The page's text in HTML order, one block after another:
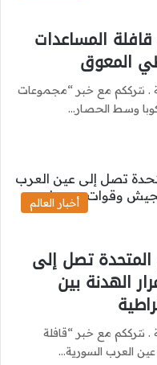
المساعدات
المعوق
العالمية . نترككم مع خبر “مجموعات
وسط الحصار…
أخبار العالم
المتحدة تصل إلى
الهدنة بين
. نترككم مع خبر “قافلة
العرب السورية…